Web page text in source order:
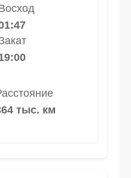
тыс. км